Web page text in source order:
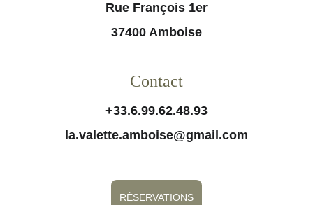
Contact
Rue François 1er
37400 Amboise
+33.6.99.62.48.93
la.valette.amboise@gmail.com
RÉSERVATIONS